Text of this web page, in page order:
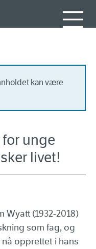
kan være
unge
livet!
Wyatt (1932-2018)
som fag, og
opprettet i hans